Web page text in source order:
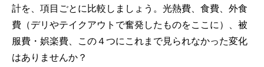
計を、項目ごとに比較しましょう。光熱費、食費、外食
費（デリやテイクアウトで奮発したものをここに）、被
服費・娯楽費、この４つにこれまで見られなかった変化
はありませんか？